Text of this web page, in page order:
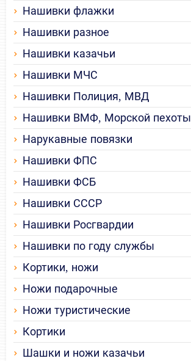
Нашивки флажки
Нашивки разное
Нашивки казачьи
Нашивки МЧС
Нашивки Полиция, МВД
Нашивки ВМФ, Морской пехоты
Нарукавные повязки
Нашивки ФПС
Нашивки ФСБ
Нашивки СССР
Нашивки Росгвардии
Нашивки по году службы
Кортики, ножи
Ножи подарочные
Ножи туристические
Кортики
Шашки и ножи казачьи